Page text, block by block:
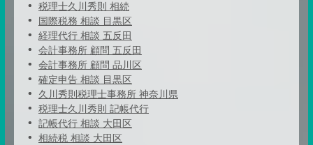
税理士久川秀則 相続
国際税務 相談 目黒区
経理代行 相談 五反田
会計事務所 顧問 五反田
会計事務所 顧問 品川区
確定申告 相談 目黒区
久川秀則税理士事務所 神奈川県
税理士久川秀則 記帳代行
記帳代行 相談 大田区
相続税 相談 大田区